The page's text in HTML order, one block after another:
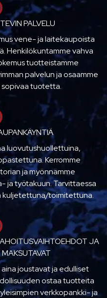
PALVELU
vene- ja laitekaupoista
Henkilökuntamme vahva
tuotteistamme
palvelun ja osaamme
sopivaa tuotetta.
luovutushuollettuina,
Kerromme
ja myönnämme
ja työtakuun. Tarvittaessa
kuljetettuna/toimitettuna.
JA
joustavat ja edulliset
ostaa tuotteita
verkkopankki- ja